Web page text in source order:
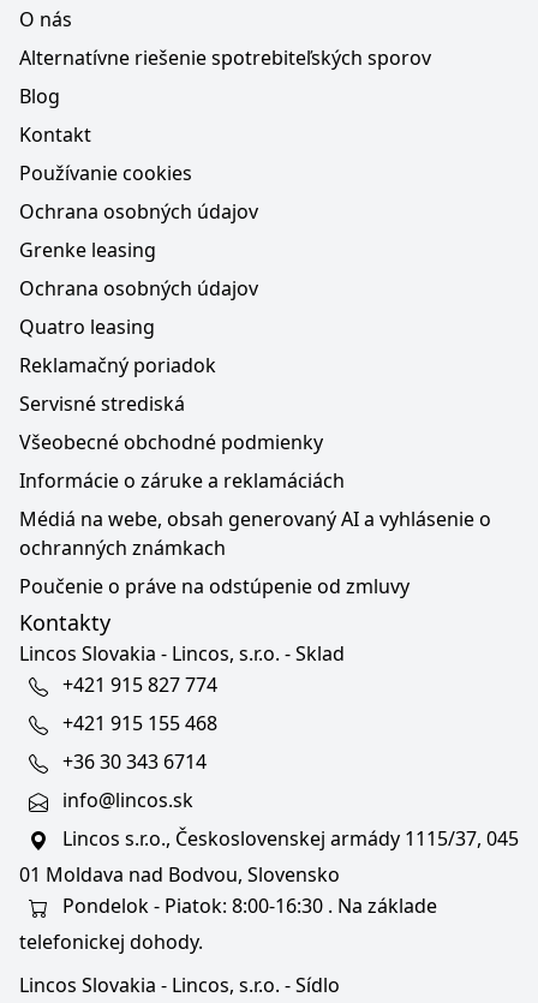
O nás
Alternatívne riešenie spotrebiteľských sporov
Blog
Kontakt
Používanie cookies
Ochrana osobných údajov
Grenke leasing
Ochrana osobných údajov
Quatro leasing
Reklamačný poriadok
Servisné strediská
Všeobecné obchodné podmienky
Informácie o záruke a reklamáciách
Médiá na webe, obsah generovaný AI a vyhlásenie o
ochranných známkach
Poučenie o práve na odstúpenie od zmluvy
Kontakty
Lincos Slovakia - Lincos, s.r.o. - Sklad
+421 915 827 774
+421 915 155 468
+36 30 343 6714
info@lincos.sk
Lincos s.r.o., Československej armády 1115/37, 045
01 Moldava nad Bodvou, Slovensko
Pondelok - Piatok: 8:00-16:30 . Na základe
telefonickej dohody.
Lincos Slovakia - Lincos, s.r.o. - Sídlo